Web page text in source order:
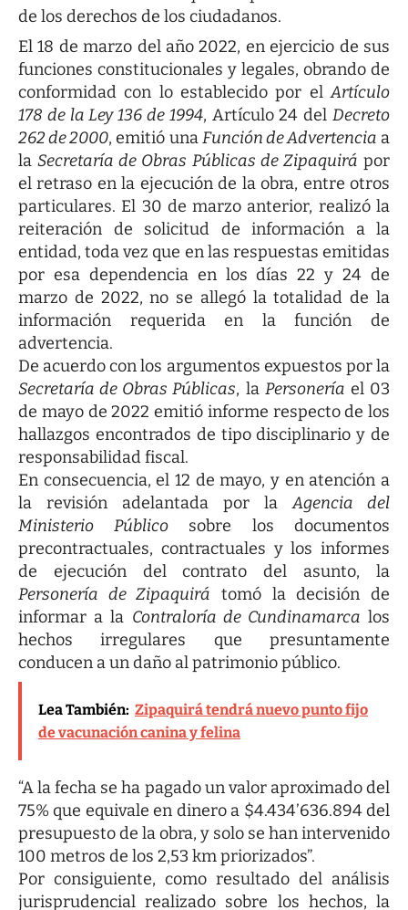
de los derechos de los ciudadanos.
El 18 de marzo del año 2022, en ejercicio de sus
funciones constitucionales y legales, obrando de
conformidad con lo establecido por elArtículo
178 de la Ley 136 de 1994, Artículo 24 delDecreto
262 de 2000, emitió unaFunción de Advertencia a
laSecretaría de Obras Públicas de Zipaquirá por
el retraso en la ejecución de la obra, entre otros
particulares. El 30 de marzo anterior, realizó la
reiteración de solicitud de información a la
entidad, toda vez que en las respuestas emitidas
por esa dependencia en los días 22 y 24 de
marzo de 2022, no se allegó la totalidad de la
información requerida en la función de
advertencia.
De acuerdo con los argumentos expuestos por la
Secretaría de Obras Públicas, la Personería el 03
de mayo de 2022 emitió informe respecto de los
hallazgos encontrados de tipo disciplinario y de
responsabilidad fiscal.
En consecuencia, el 12 de mayo, y en atención a
la revisión adelantada por laAgencia del
Ministerio Públicosobre los documentos
precontractuales, contractuales y los informes
de ejecución del contrato del asunto, la
Personería de Zipaquirá tomó la decisión de
informar a la Contraloría de Cundinamarca los
hechos irregulares que presuntamente
conducen a un daño al patrimonio público.
Lea También: Zipaquirá tendrá nuevo punto fijo
de vacunación canina y felina
“A la fecha se ha pagado un valor aproximado del
75% que equivale en dinero a $4.434’636.894 del
presupuesto de la obra, y solo se han intervenido
100 metros de los 2,53 km priorizados”.
Por consiguiente, como resultado del análisis
jurisprudencial realizado sobre los hechos, la